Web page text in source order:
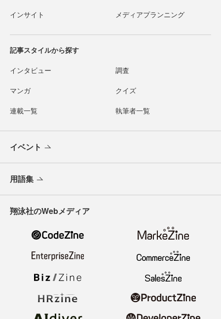
インサイト メディアプランニング
記事スタイルから探す
インタビュー 調査
マンガ クイズ
連載一覧 執筆者一覧
イベント
用語集
翔泳社のWebメディア